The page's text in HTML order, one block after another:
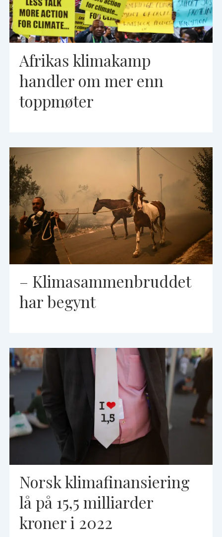
Afrikas klimakamp
handler om mer enn
toppmøter
– Klimasammenbruddet
har begynt
Norsk klimafinansiering
lå på 15,5 milliarder
kroner i 2022